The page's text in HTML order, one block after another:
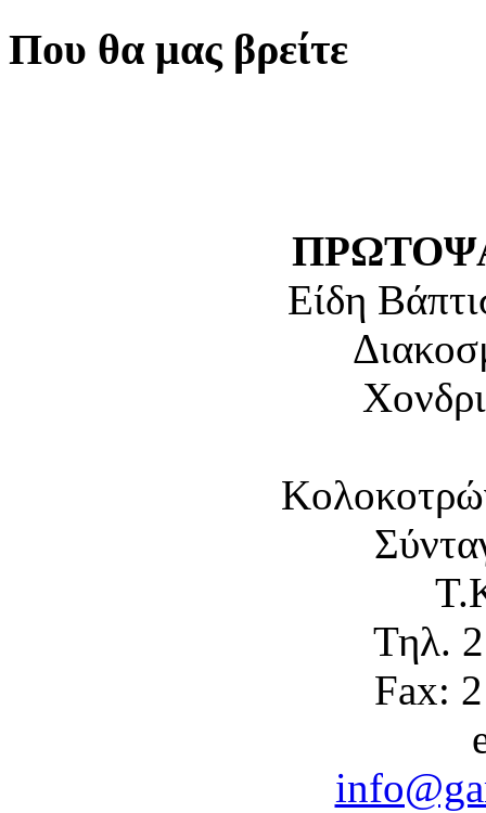
Που θα μας βρείτε
Είδη
Τηλ.
Fax: